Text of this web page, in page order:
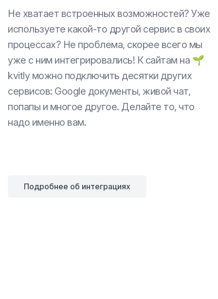
Не хватает встроенных возможностей? Уже
используете какой-то другой сервис в своих
процессах? Не проблема, скорее всего мы
уже с ним интегрировались! К сайтам на 🌱
kvitly можно подключить десятки других
сервисов: Google документы, живой чат,
попапы и многое другое. Делайте то, что
надо именно вам.
Подробнее об интеграциях